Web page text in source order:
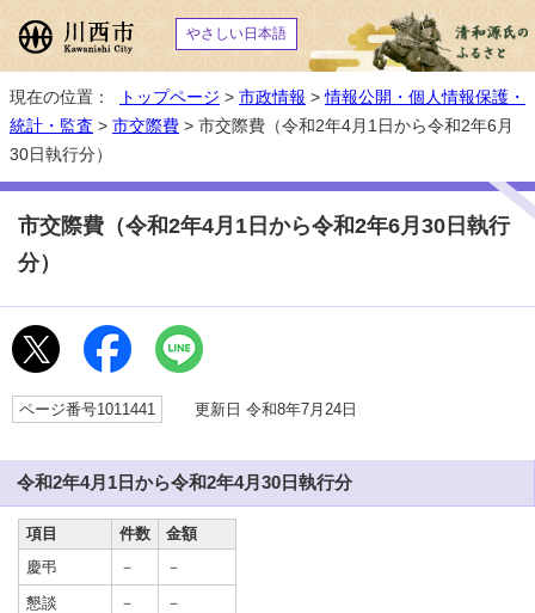
やさしい日本語
現在の位置： トップページ > 市政情報 >情報公開・個人情報保護・
統計・監査 > 市交際費 > 市交際費（令和2年4月1日から令和2年6月
30日執行分）
市交際費（令和2年4月1日から令和2年6月30日執行
分）
ページ番号1011441 更新日 令和8年7月24日
令和2年4月1日から令和2年4月30日執行分
項目 件数
金額
慶弔
－
－
懇談
－
－